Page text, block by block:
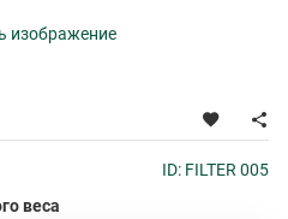
изображение
ID: FILTER 005
веса